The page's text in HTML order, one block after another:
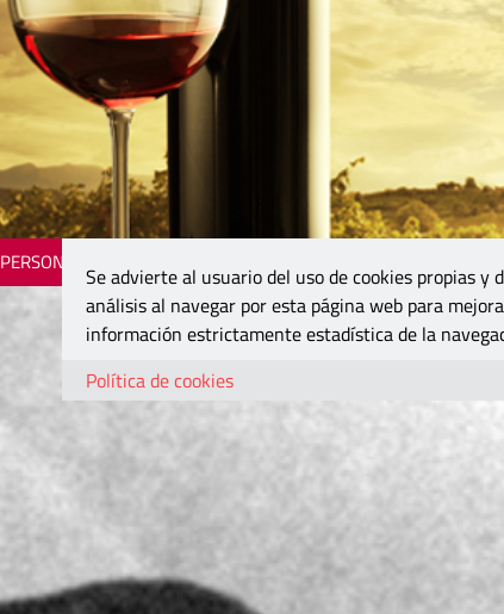
PERSONAJES
Se advierte al usuario del uso de cookies propias y
análisis al navegar por esta página web para
información estrictamente estadística de la
Política de cookies